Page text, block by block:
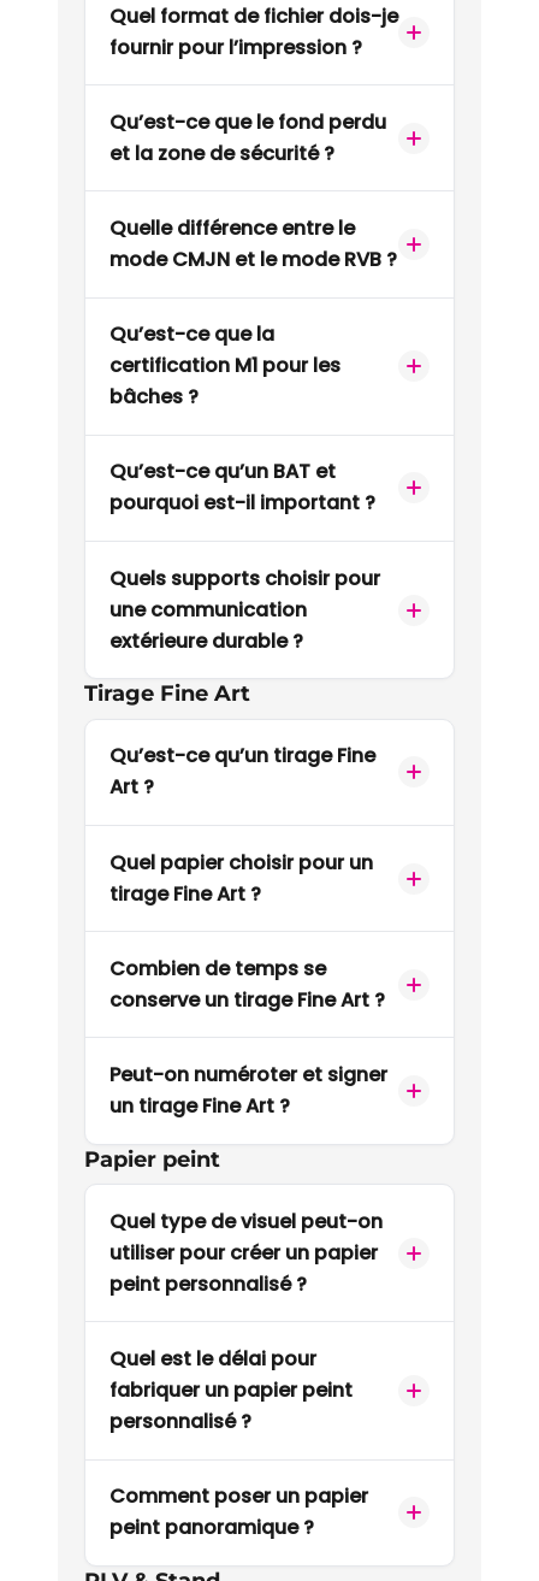
Quel format de fichier dois-je
fournir pour l’impression ?
Qu’est-ce que le fond perdu
et la zone de sécurité ?
Quelle différence entre le
mode CMJN et le mode RVB ?
Qu’est-ce que la
certification M1 pour les
bâches ?
Qu’est-ce qu’un BAT et
pourquoi est-il important ?
Quels supports choisir pour
une communication
extérieure durable ?
Tirage Fine Art
Qu’est-ce qu’un tirage Fine
Art ?
Quel papier choisir pour un
tirage Fine Art ?
Combien de temps se
conserve un tirage Fine Art ?
Peut-on numéroter et signer
un tirage Fine Art ?
Papier peint
Quel type de visuel peut-on
utiliser pour créer un papier
peint personnalisé ?
Quel est le délai pour
fabriquer un papier peint
personnalisé ?
Comment poser un papier
peint panoramique ?